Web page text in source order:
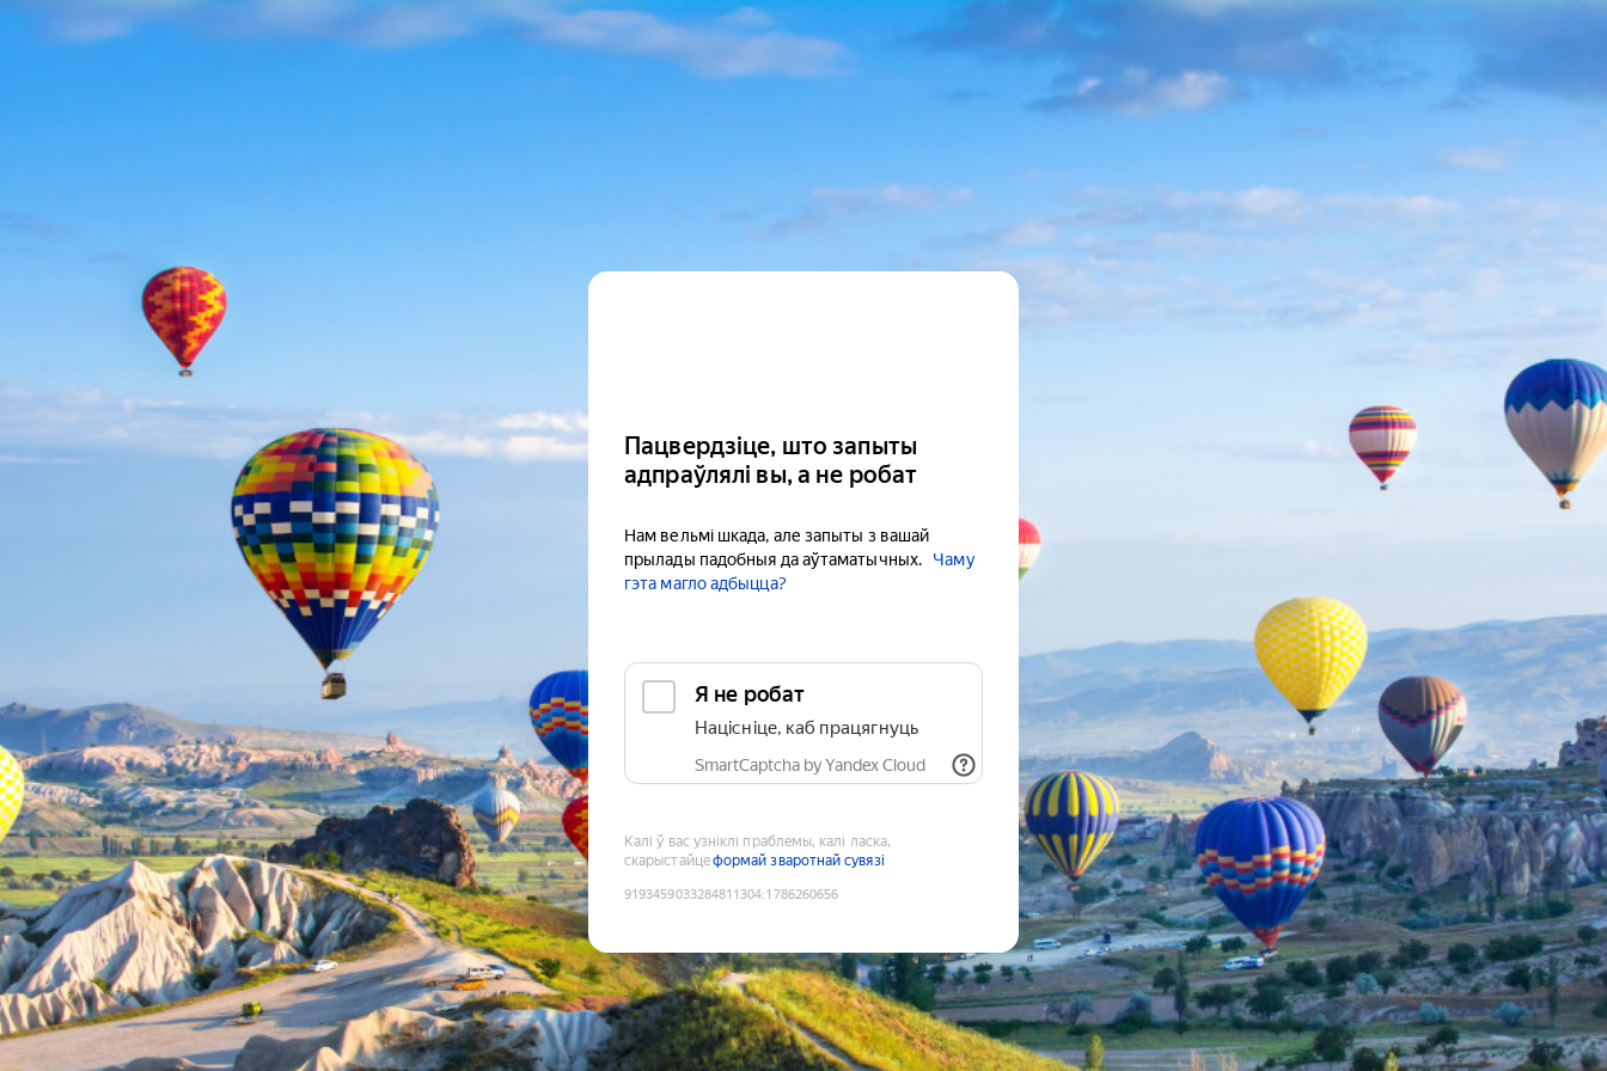
Пацвердзіце, што запыты
адпраўлялі вы, а не робат
Нам вельмі шкада, але запыты з вашай
прылады падобныя да аўтаматычных.
Чаму
гэта магло адбыцца?
Я не робат
Націсніце, каб працягнуць
SmartCaptcha by Yandex Cloud
Калі ў вас узніклі праблемы, калі ласка,
скарыстайцеформай зваротнай сувязі
9193459033284811304:1786260656